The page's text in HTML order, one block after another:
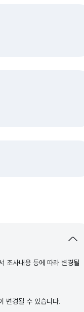
조사내용 등에 따라 변경될
변경될 수 있습니다.